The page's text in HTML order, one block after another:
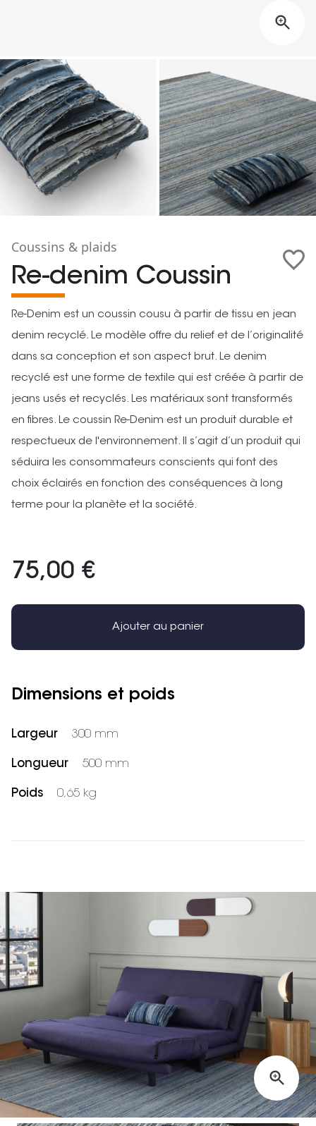
Coussins & plaids
Re-denim Coussin
Re-Denim est un coussin cousu à partir de tissu en jean
denim recyclé. Le modèle offre du relief et de l’originalité
dans sa conception et son aspect brut. Le denim
recyclé est une forme de textile qui est créée à partir de
jeans usés et recyclés. Les matériaux sont transformés
en fibres. Le coussin Re-Denim est un produit durable et
respectueux de l'environnement. Il s’agit d’un produit qui
séduira les consommateurs conscients qui font des
choix éclairés en fonction des conséquences à long
terme pour la planète et la société.
75,00 €
Ajouter au panier
Dimensions et poids
Largeur 300 mm
Longueur 500 mm
Poids 0,65 kg